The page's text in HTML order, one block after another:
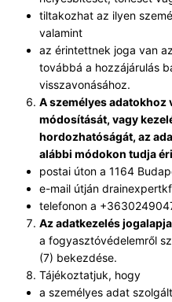
tiltakozhat az ilyen
valamint
az érintettnek joga van
továbbá a hozzájárulás
visszavonásához.
A személyes adatokhoz
módosítását, vagy
hordozhatóságát, az
alábbi módokon tudja
postai úton a 1164
e-mail útján
telefonon a
Az adatkezelés jogalapja
a fogyasztóvédelemről
(7) bekezdése.
Tájékoztatjuk, hogy
a személyes adat